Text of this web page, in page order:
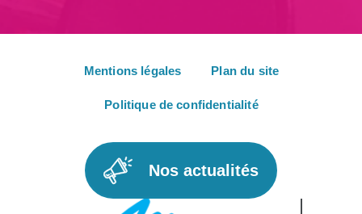
Mentions légales Plan du site
Politique de confidentialité
Nos actualités